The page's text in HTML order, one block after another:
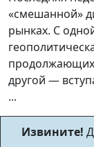
«смешанной»
рынках. С
другой —
...
Извините!